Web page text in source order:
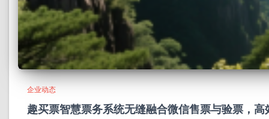
企业动态
趣买票智慧票务系统无缝融合微信售票与验票，